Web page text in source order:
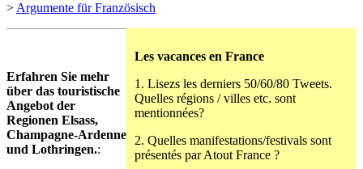
>Argumente für Französisch
Les vacances en France
1. Lisezs les derniers 50/60/80 Tweets.
Quelles régions / villes etc. sont
mentionnées?
2. Quelles manifestations/festivals sont
présentés par Atout France ?
Erfahren Sie mehr
über das touristische
Angebot der
Regionen Elsass,
Champagne-Ardenne
und Lothringen.: